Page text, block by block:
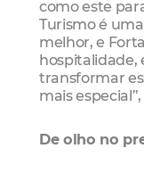
como este
Turismo é
melhor, e
hospitalidade,
transformar
mais
De olho no